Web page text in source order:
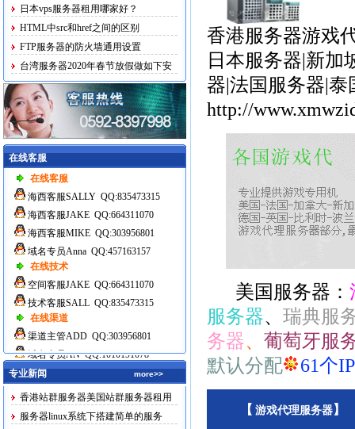
日本vps服务器租用哪家好？
HTML中src和href之间的区别
FTP服务器的防火墙通用设置
台湾服务器2020年春节放假做如下安
排
在线客服
在线客服
海西客服SALLY QQ:835473315
海西客服JAKE QQ:664311070
海西客服MIKE QQ:303956801
域名专员Anna QQ:457163157
在线技术
空间客服JAKE QQ:664311070
技术客服SALL QQ:835473315
在线渠道
渠道主管ADD QQ:303956801
域名专员AN QQ:1010191078
专业新闻
more>>
香港站群服务器美国站群服务器租用
服务器linux系统下搭建简单的服务
香港服务器游戏
日本服务器|新加
器|法国服务器|
http://
美国服务器：
服务器、 瑞典服
务器、 葡萄牙服
默认分配
61个IP
【 游戏代理服务器】